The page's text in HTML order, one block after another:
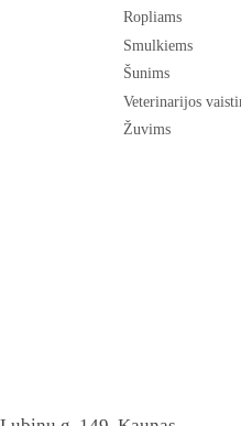
Ropliams
Smulkiems
Šunims
Veterinarijos
Žuvims